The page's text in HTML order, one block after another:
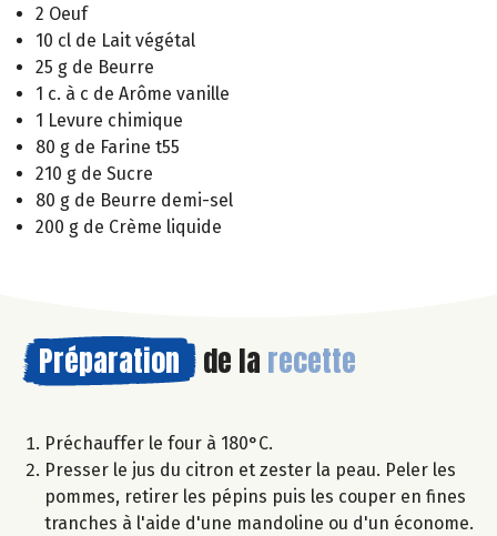
2 Oeuf
10 cl de Lait végétal
25 g de Beurre
1 c. à c de Arôme vanille
1 Levure chimique
80 g de Farine t55
210 g de Sucre
80 g de Beurre demi-sel
200 g de Crème liquide
Préparation de la recette
Préchauffer le four à 180°C.
Presser le jus du citron et zester la peau. Peler les
pommes, retirer les pépins puis les couper en fines
tranches à l'aide d'une mandoline ou d'un économe.